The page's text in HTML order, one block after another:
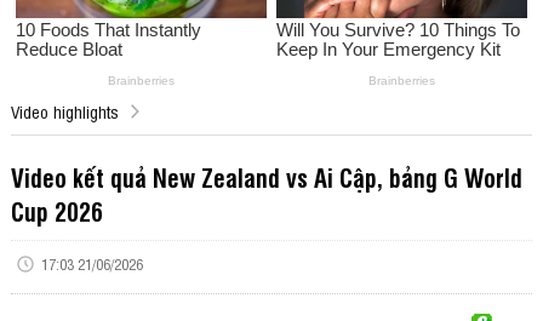
Video highlights
Video kết quả New Zealand vs Ai Cập, bảng G World
Cup 2026
17:03 21/06/2026